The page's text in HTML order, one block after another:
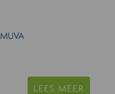
MUVA
LEES MEER